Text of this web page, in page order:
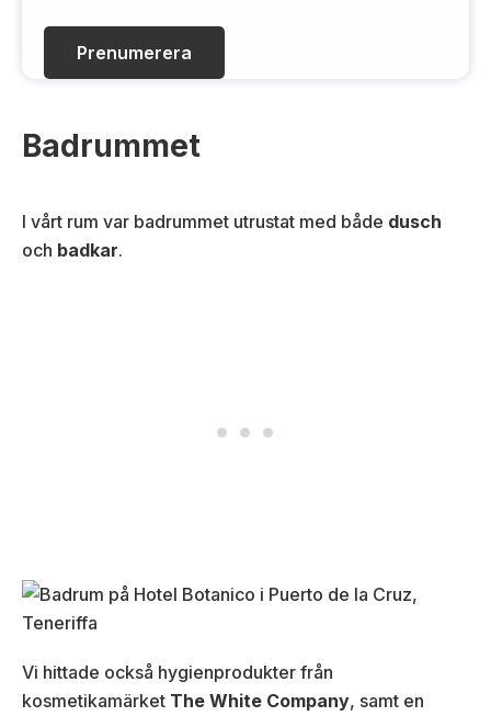
O
l
a
o
r
i
D
O
g
t
o
r
Badrummet
I vårt rum var badrummet utrustat med både dusch
och badkar.
Vi hittade också hygienprodukter från
kosmetikamärket The White Company, samt en